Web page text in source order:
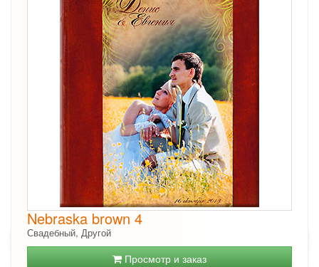
Nebraska brown 4
Свадебный, Другой
Просмотр и заказ